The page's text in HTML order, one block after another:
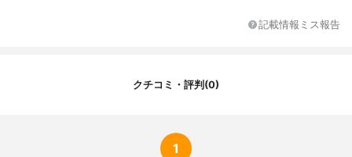
記載情報ミス報告
クチコミ・評判(0)
1